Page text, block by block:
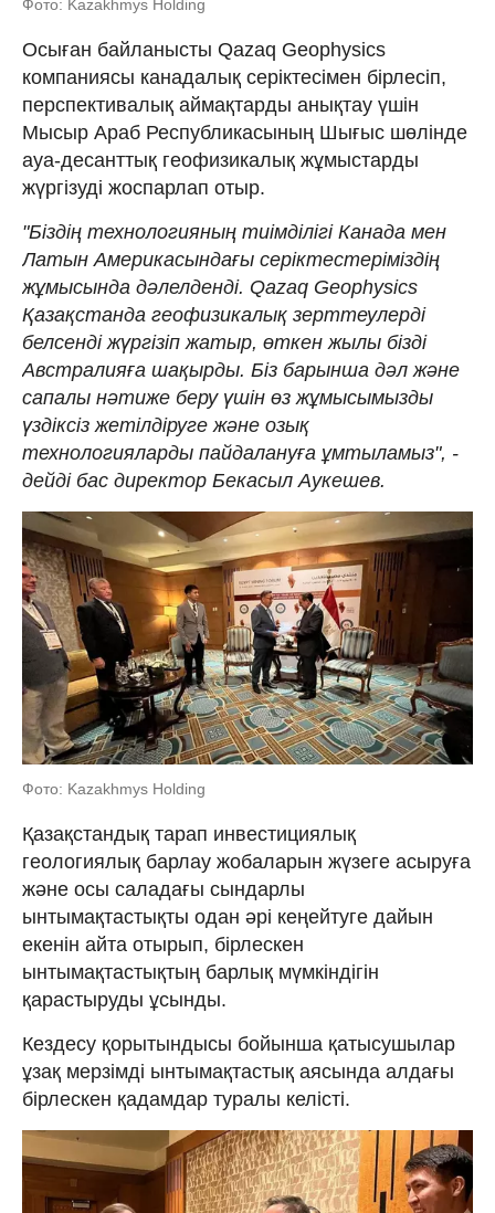
Фото: Kazakhmys Holding
Осыған байланысты Qazaq Geophysics
компаниясы канадалық серіктесімен бірлесіп,
перспективалық аймақтарды анықтау үшін
Мысыр Араб Республикасының Шығыс шөлінде
ауа-десанттық геофизикалық жұмыстарды
жүргізуді жоспарлап отыр.
"Біздің технологияның тиімділігі Канада мен
Латын Америкасындағы серіктестеріміздің
жұмысында дәлелденді. Qazaq Geophysics
Қазақстанда геофизикалық зерттеулерді
белсенді жүргізіп жатыр, өткен жылы бізді
Австралияға шақырды. Біз барынша дәл және
сапалы нәтиже беру үшін өз жұмысымызды
үздіксіз жетілдіруге және озық
технологияларды пайдалануға ұмтыламыз", -
дейді бас директор Бекасыл Аукешев.
Фото: Kazakhmys Holding
Қазақстандық тарап инвестициялық
геологиялық барлау жобаларын жүзеге асыруға
және осы саладағы сындарлы
ынтымақтастықты одан әрі кеңейтуге дайын
екенін айта отырып, бірлескен
ынтымақтастықтың барлық мүмкіндігін
қарастыруды ұсынды.
Кездесу қорытындысы бойынша қатысушылар
ұзақ мерзімді ынтымақтастық аясында алдағы
бірлескен қадамдар туралы келісті.